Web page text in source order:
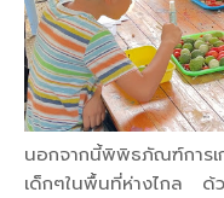
นอกจากนี้พิพิธภัณฑ์การเ
เด็กๆในพื้นที่ห่างไกล ด้